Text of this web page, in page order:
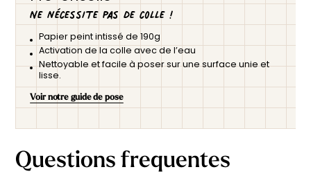
Ne nécessite pas de colle !
Papier peint intissé de 190g
Activation de la colle avec de l’eau
Nettoyable et facile à poser sur une surface unie et
lisse.
Voir notre guide de pose
Questions frequentes